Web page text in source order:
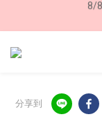
7/30-
分享到